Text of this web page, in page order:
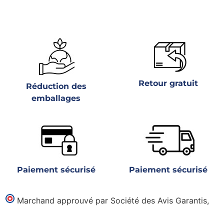
Réduction des
emballages
Retour gratuit
Paiement sécurisé Paiement sécurisé
Marchand approuvé par Société des Avis Garantis,